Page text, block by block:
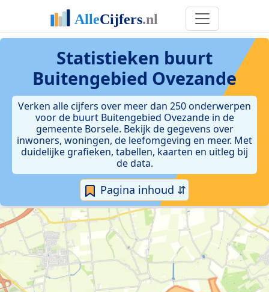
Statistieken buurt
Buitengebied Ovezande
Verken alle cijfers over meer dan 250 onderwerpen
voor de buurt Buitengebied Ovezande in de
gemeente Borsele. Bekijk de gegevens over
inwoners, woningen, de leefomgeving en meer. Met
duidelijke grafieken, tabellen, kaarten en uitleg bij
de data.
Pagina inhoud ⇵